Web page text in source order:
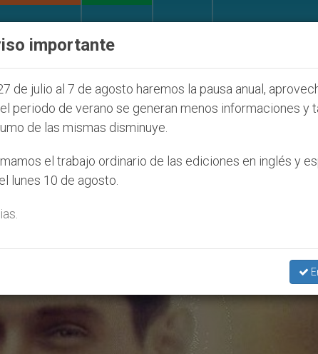
a cristianos (y no sólo) en Tierra Santa
importante
de julio al 7 de agosto haremos la pausa anual,
periodo de verano se generan menos informaciones y
de las mismas disminuye.
el trabajo ordinario de las ediciones en inglés y
lunes 10 de agosto.